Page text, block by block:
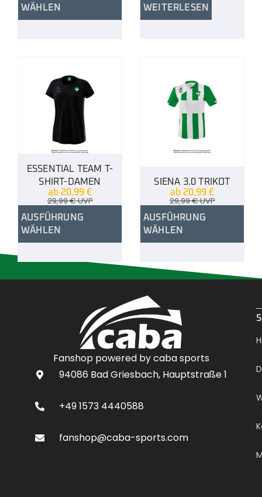
WÄHLEN
WEITERLESEN
ESSENTIAL TEAM T-
SHIRT-DAMEN
ab 20,99 €
29,99€UVP
AUSFÜHRUNG
WÄHLEN
SIENA 3.0 TRIKOT
ab 20,99 €
29,99€UVP
AUSFÜHRUNG
WÄHLEN
Fanshop powered by caba sports
94086 Bad Griesbach, Hauptstraße 1
+49 1573 4440588
fanshop@caba-sports.com